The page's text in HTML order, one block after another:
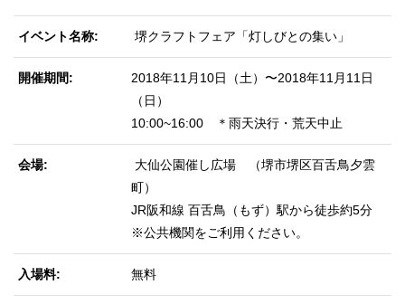
イベント名称 堺クラフトフェア「灯しびとの集い」
開催期間
2018年11月10日（土）〜2018年11月11日
（日）
10:00~16:00 ＊雨天決行・荒天中止
会場
大仙公園催し広場 （堺市堺区百舌鳥夕雲
町）
JR阪和線 百舌鳥（もず）駅から徒歩約5分
※公共機関をご利用ください。
入場料 無料